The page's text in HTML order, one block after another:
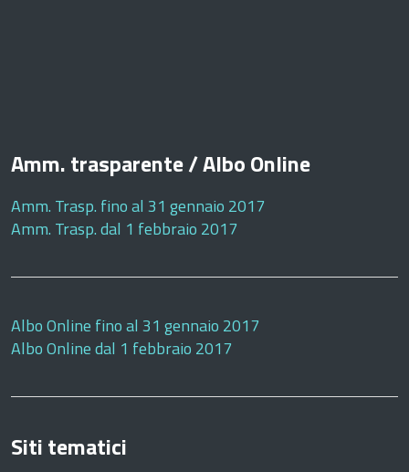
Amm. trasparente / Albo Online
Amm. Trasp. fino al 31 gennaio 2017
Amm. Trasp. dal 1 febbraio 2017
Albo Online fino al 31 gennaio 2017
Albo Online dal 1 febbraio 2017
Siti tematici